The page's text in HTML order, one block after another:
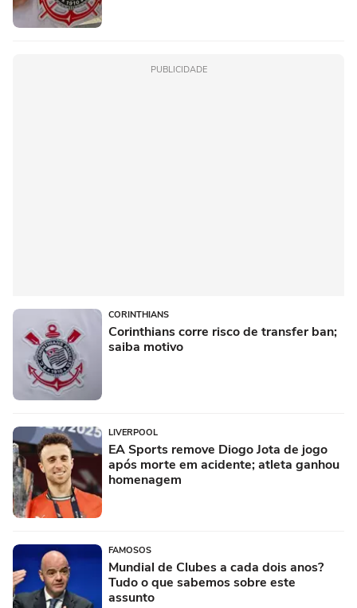
PUBLICIDADE
CORINTHIANS
Corinthians corre risco de transfer ban;
saiba motivo
LIVERPOOL
EA Sports remove Diogo Jota de jogo
após morte em acidente; atleta ganhou
homenagem
FAMOSOS
Mundial de Clubes a cada dois anos?
Tudo o que sabemos sobre este
assunto